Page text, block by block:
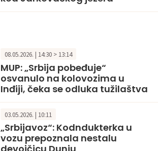
08.05.2026. | 14:30 > 13:14
MUP: „Srbija pobeđuje“
osvanulo na kolovozima u
Inđiji, čeka se odluka tužilaštva
03.05.2026. | 10:11
„Srbijavoz“: Kodndukterka u
vozu prepoznala nestalu